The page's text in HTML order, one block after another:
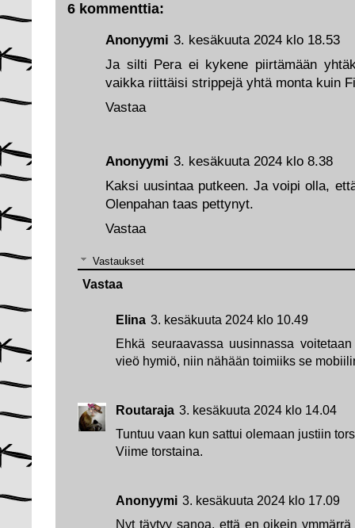
6 kommenttia:
Anonyymi 3. kesäkuuta 2024 klo 8.38
Kaksi uusintaa putkeen. Ja voipi olla,
Olenpahan taas pettynyt.
Vastaa
Vastaukset
Elina 3. kesäkuuta 2024 klo 10.49
Ehkä seuraavassa uusinnassa
vieö hymiö, niin nähään toimiiks se
Routaraja 3. kesäkuuta 2024 klo 14.04
Tuntuu vaan kun sattui olemaan justiin
Viime torstaina.
Anonyymi 3. kesäkuuta 2024 klo 17.09
Nyt täytyy sanoa, että en oikein
Vastaa
Anonyymi 3. kesäkuuta 2024 klo 18.53
Ja silti Pera ei kykene piirtämään
vaikka riittäisi strippejä yhtä monta kuin
Vastaa